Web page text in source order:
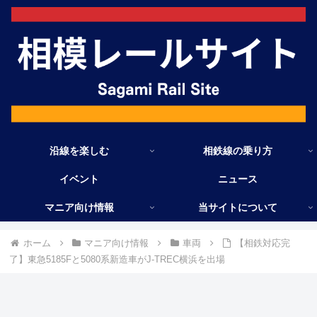
沿線を楽しむ 相鉄線の乗り方
イベント ニュース
マニア向け情報 当サイトについて
ホーム マニア向け情報 車両
【相鉄対応完
了】東急5185Fと5080系新造車がJ-TREC横浜を出場